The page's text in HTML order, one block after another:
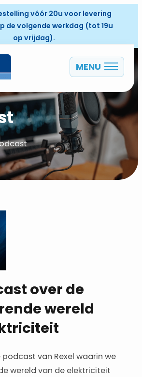
vóór 20u voor levering
de volgende werkdag (tot 19u
op vrijdag).
NL
MENU
over de
wereld
podcast van Rexel waarin we
wereld van de elektriciteit